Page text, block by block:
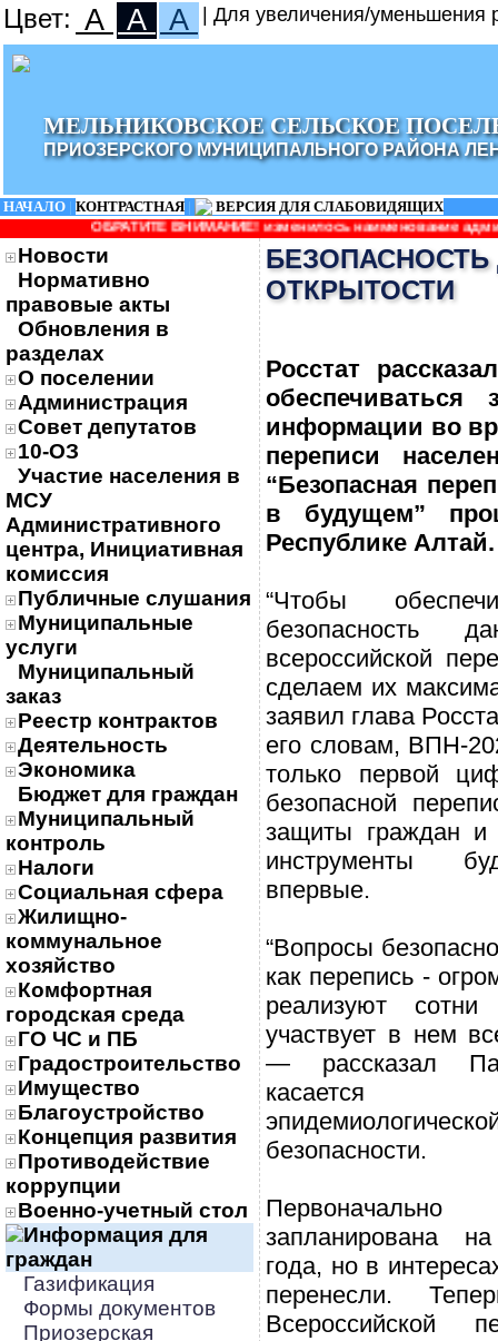
Цвет: A A A | Для увеличения/
МЕЛЬНИКОВСКОЕ СЕЛЬСКОЕ
ПРИОЗЕРСКОГО МУНИЦИПАЛЬНОГО РАЙОНА
НАЧАЛО | КОНТРАСТНАЯ |
ВЕРСИЯ ДЛЯ СЛАБОВИДЯЩИХ
ВНИМАНИЕ! изменилось наименование администрации:
Новости
Нормативно
правовые акты
Обновления в
разделах
О поселении
Администрация
Совет депутатов
10-ОЗ
Участие населения в
МСУ
Административного
центра, Инициативная
комиссия
Публичные слушания
Муниципальные
услуги
Муниципальный
заказ
Реестр контрактов
Деятельность
Экономика
Бюджет для граждан
Муниципальный
контроль
Налоги
Социальная сфера
Жилищно-
коммунальное
хозяйство
Комфортная
городская среда
ГО ЧС и ПБ
Градостроительство
Имущество
Благоустройство
Концепция развития
Противодействие
коррупции
Военно-учетный стол
Информация для
граждан
Газификация
Формы документов
Приозерская
ОТКРЫТОСТИ
Росстат
информации во
переписи
“Безопасная
в будущем”
Республике Алтай.
“Чтобы
безопасность
всероссийской
сделаем их
заявил глава
его словам, ВПН-
только первой
безопасной
защиты граждан и
инструменты
впервые.
“Вопросы
как перепись -
реализуют
участвует в нем
— рассказал
касается
безопасности.
запланирована
года, но в
перенесли.
Всероссийской